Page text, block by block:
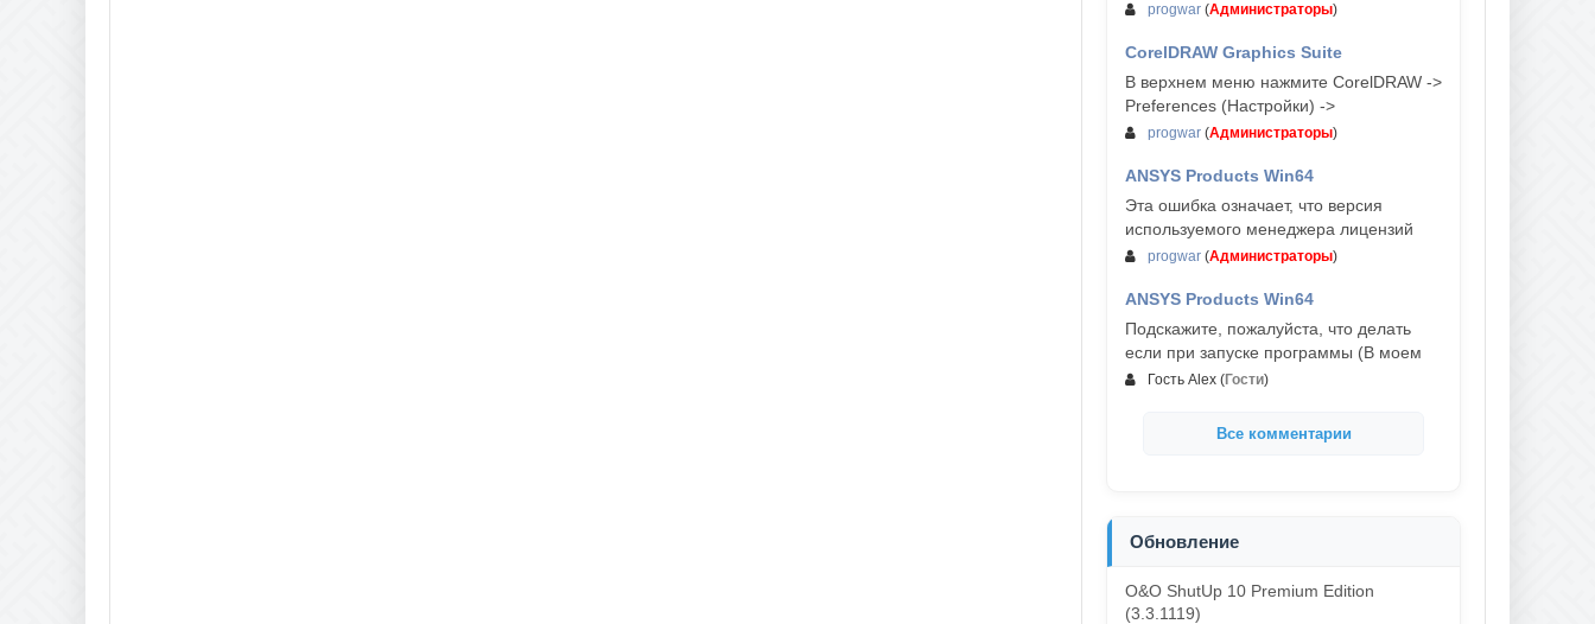
progwar (Администраторы)
CorelDRAW Graphics Suite
03-авг, 18:58
В верхнем меню нажмите CorelDRAW ->
Preferences (Настройки) ->
progwar (Администраторы)
ANSYS Products Win64
Эта ошибка означает, что версия
используемого менеджера лицензий
progwar (Администраторы)
ANSYS Products Win64
Подскажите, пожалуйста, что делать
если при запуске программы (В моем
Гость Alex (Гости)
Все комментарии
Обновление
O&O ShutUp 10 Premium Edition
(3.3.1119)